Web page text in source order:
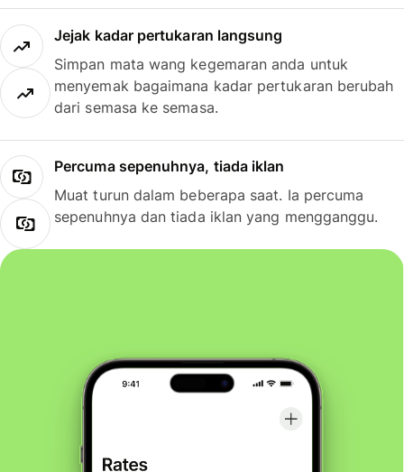
Jejak kadar pertukaran langsung
Simpan mata wang kegemaran anda untuk
menyemak bagaimana kadar pertukaran berubah
dari semasa ke semasa.
Percuma sepenuhnya, tiada iklan
Muat turun dalam beberapa saat. Ia percuma
sepenuhnya dan tiada iklan yang mengganggu.